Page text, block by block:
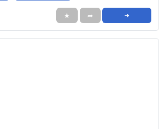
★ ➦ ➜